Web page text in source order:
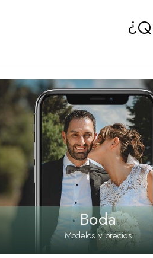
Boda
Modelos y precios